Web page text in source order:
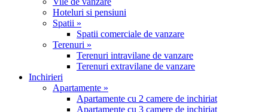
Hoteluri si pensiuni
Spatii »
Spatii comerciale de vanzare
Terenuri »
Terenuri intravilane de vanzare
Terenuri extravilane de vanzare
Inchirieri
Apartamente »
Apartamente cu 2 camere de inchiriat
Apartamente cu 3 camere de inchiriat